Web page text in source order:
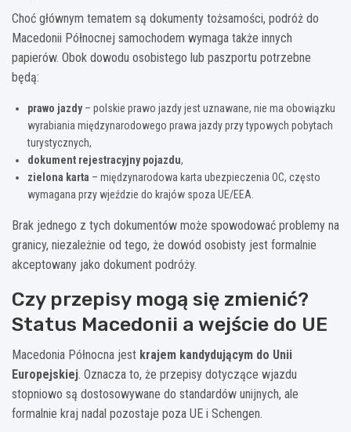
Choć głównym tematem są dokumenty tożsamości, podróż do
Macedonii Północnej samochodem wymaga także innych
papierów. Obok dowodu osobistego lub paszportu potrzebne
będą:
prawo jazdy– polskie prawo jazdy jest uznawane, nie ma obowiązku
wyrabiania międzynarodowego prawa jazdy przy typowych pobytach
turystycznych,
dokument rejestracyjny pojazdu,
zielona karta – międzynarodowa karta ubezpieczenia OC, często
wymagana przy wjeździe do krajów spoza UE/EEA.
Brak jednego z tych dokumentów może spowodować problemy na
granicy, niezależnie od tego, że dowód osobisty jest formalnie
akceptowany jako dokument podróży.
Czy przepisy mogą się zmienić?
Status Macedonii a wejście do UE
Macedonia Północna jest krajem kandydującym do Unii
Europejskiej. Oznacza to, że przepisy dotyczące wjazdu
stopniowo są dostosowywane do standardów unijnych, ale
formalnie kraj nadal pozostaje poza UE i Schengen.